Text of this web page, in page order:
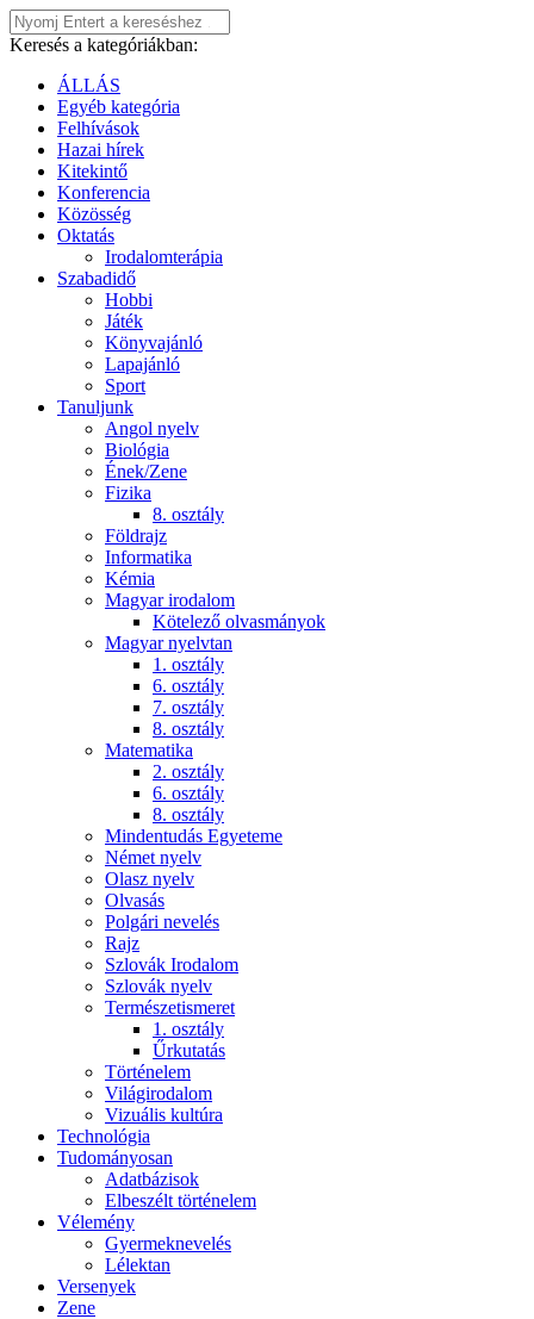
Keresés a kategóriákban:
ÁLLÁS
Egyéb kategória
Felhívások
Hazai hírek
Kitekintő
Konferencia
Közösség
Oktatás
Irodalomterápia
Szabadidő
Hobbi
Játék
Könyvajánló
Lapajánló
Sport
Tanuljunk
Angol nyelv
Biológia
Ének/Zene
Fizika
8. osztály
Földrajz
Informatika
Kémia
Magyar irodalom
Kötelező olvasmányok
Magyar nyelvtan
1. osztály
6. osztály
7. osztály
8. osztály
Matematika
2. osztály
6. osztály
8. osztály
Mindentudás Egyeteme
Német nyelv
Olasz nyelv
Olvasás
Polgári nevelés
Rajz
Szlovák Irodalom
Szlovák nyelv
Természetismeret
1. osztály
Űrkutatás
Történelem
Világirodalom
Vizuális kultúra
Technológia
Tudományosan
Adatbázisok
Elbeszélt történelem
Vélemény
Gyermeknevelés
Lélektan
Versenyek
Zene